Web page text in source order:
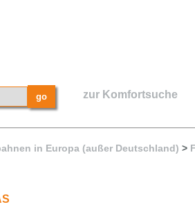
zur Komfortsuche
in Europa (außer Deutschland) >